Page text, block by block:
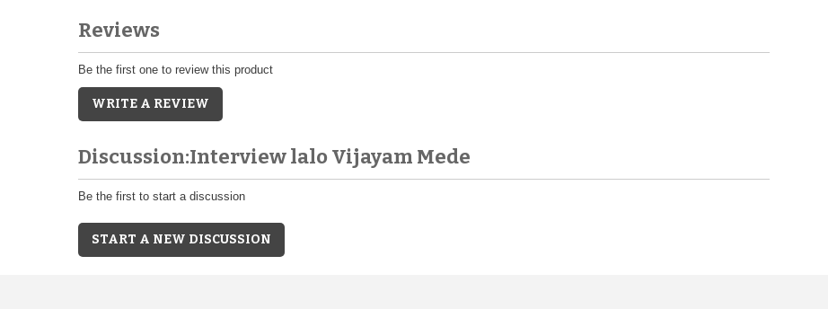
Reviews
Be the first one to review this product
WRITE A REVIEW
Discussion:Interview lalo Vijayam Mede
Be the first to start a discussion
START A NEW DISCUSSION